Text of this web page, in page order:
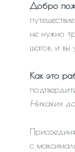
Добро
не нужно
шагов, и вы
Как это
Никаких
с